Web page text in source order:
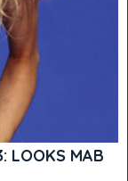
LOOKS MAB